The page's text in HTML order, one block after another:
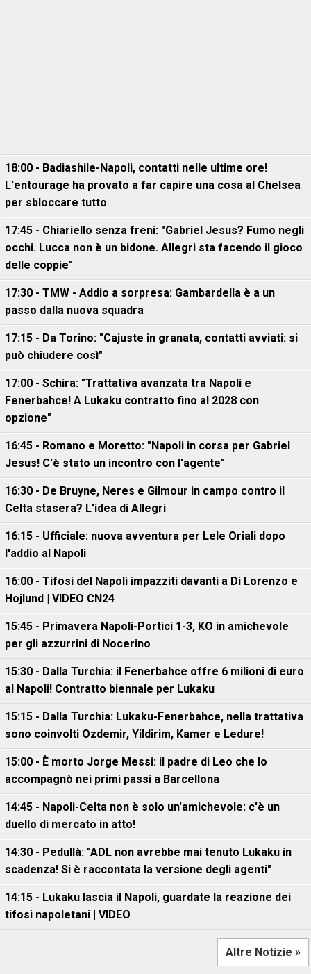
18:00 - Badiashile-Napoli, contatti nelle ultime ore!
L'entourage ha provato a far capire una cosa al Chelsea
per sbloccare tutto
17:45 - Chiariello senza freni: "Gabriel Jesus? Fumo negli
occhi. Lucca non è un bidone. Allegri sta facendo il gioco
delle coppie"
17:30 - TMW - Addio a sorpresa: Gambardella è a un
passo dalla nuova squadra
17:15 - Da Torino: "Cajuste in granata, contatti avviati: si
può chiudere così"
17:00 - Schira: "Trattativa avanzata tra Napoli e
Fenerbahce! A Lukaku contratto fino al 2028 con
opzione"
16:45 - Romano e Moretto: "Napoli in corsa per Gabriel
Jesus! C'è stato un incontro con l'agente"
16:30 - De Bruyne, Neres e Gilmour in campo contro il
Celta stasera? L'idea di Allegri
16:15 - Ufficiale: nuova avventura per Lele Oriali dopo
l'addio al Napoli
16:00 - Tifosi del Napoli impazziti davanti a Di Lorenzo e
Hojlund | VIDEO CN24
15:45 - Primavera Napoli-Portici 1-3, KO in amichevole
per gli azzurrini di Nocerino
15:30 - Dalla Turchia: il Fenerbahce offre 6 milioni di euro
al Napoli! Contratto biennale per Lukaku
15:15 - Dalla Turchia: Lukaku-Fenerbahce, nella trattativa
sono coinvolti Ozdemir, Yildirim, Kamer e Ledure!
15:00 - È morto Jorge Messi: il padre di Leo che lo
accompagnò nei primi passi a Barcellona
14:45 - Napoli-Celta non è solo un'amichevole: c'è un
duello di mercato in atto!
14:30 - Pedullà: "ADL non avrebbe mai tenuto Lukaku in
scadenza! Si è raccontata la versione degli agenti"
14:15 - Lukaku lascia il Napoli, guardate la reazione dei
tifosi napoletani | VIDEO
Altre Notizie »